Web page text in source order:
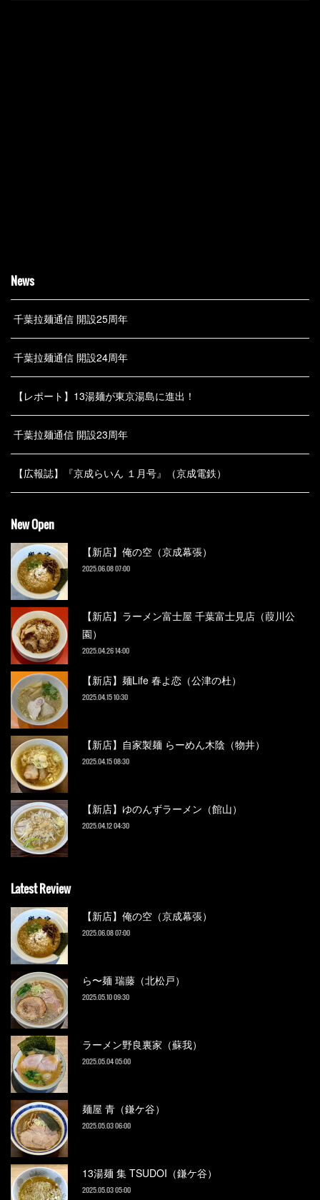
News
千葉拉麺通信 開設25周年
千葉拉麺通信 開設24周年
【レポート】13湯麺が東京湯島に進出！
千葉拉麺通信 開設23周年
【広報誌】『京成らいん １月号』（京成電鉄）
New Open
【新店】俺の空（京成幕張）
2025.06.08 07:00
【新店】ラーメン富士屋 千葉富士見店（葭川公
園）
2025.04.26 14:00
【新店】麺Life 春よ恋（公津の杜）
2025.04.15 10:30
【新店】自家製麺 らーめん木陰（物井）
2025.04.15 08:30
【新店】ゆのんずラーメン（館山）
2025.04.12 04:30
Latest Review
【新店】俺の空（京成幕張）
2025.06.08 07:00
ら〜麺 瑞藤（北松戸）
2025.05.10 09:30
ラーメン野良裏家（蘇我）
2025.05.04 05:00
麺屋 青（鎌ケ谷）
2025.05.03 06:00
13湯麺 集 TSUDOI（鎌ケ谷）
2025.05.03 05:00